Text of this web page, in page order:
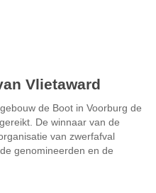
Vlietaward
de Boot in Voorburg de
De winnaar van de
van zwerfafval
genomineerden en de